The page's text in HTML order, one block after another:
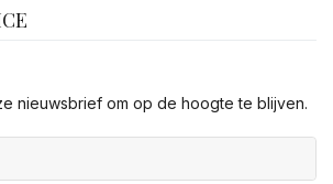
nieuwsbrief om op de hoogte te blijven.